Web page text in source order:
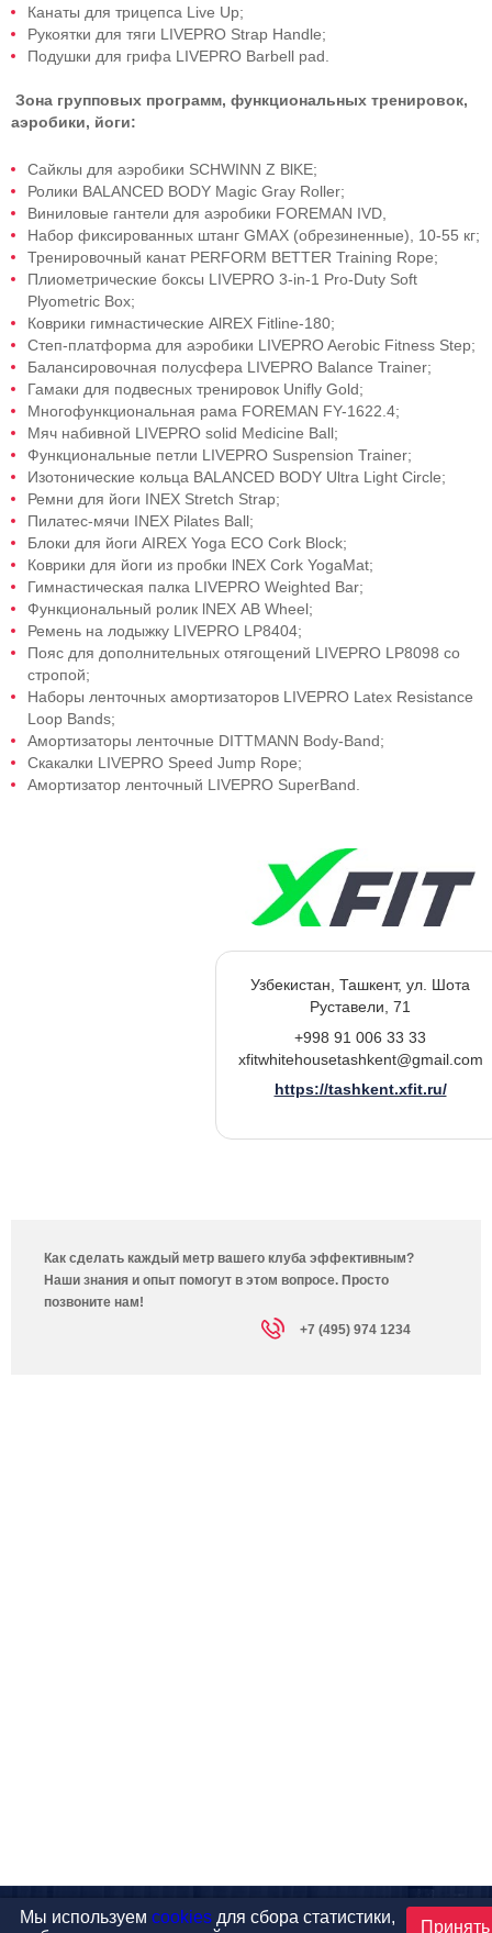
Канаты для трицепса Live Up;
Рукоятки для тяги LIVEPRO Strap Handle;
Подушки для грифа LIVEPRO Barbell pad.
Зона групповых программ, функциональных тренировок,
аэробики, йоги:
Сайклы для аэробики SCHWINN Z BlKE;
Ролики BALANCED BODY Magic Gray Roller;
Виниловые гантели для аэробики FOREMAN IVD,
Набор фиксированных штанг GMAX (обрезиненные), 10-55 кг;
Тренировочный канат PERFORM BETTER Training Rope;
Плиометрические боксы LIVEPRO 3-in-1 Pro-Duty Soft
Plyometric Вох;
Коврики гимнастические AlREX Fitline-180;
Степ-платформа для аэробики LIVEPRO Aerobic Fitness Step;
Балансировочная полусфера LIVEPRO Ваlаnсе Trainer;
Гамаки для подвесных тренировок Unifly Gold;
Многофункциональная рама FOREMAN FY-1622.4;
Мяч набивной LIVEPRO solid Medicine Ball;
Функциональные петли LIVEPRO Suspension Trainer;
Изотонические кольца BALANCED BODY Ultra Light Circle;
Ремни для йоги INEX Stretch Strар;
Пилатес-мячи INEX Pilates Ball;
Блоки для йоги AIREX Yoga ЕСО Cork Block;
Коврики для йоги из пробки lNEX Соrk YogaMat;
Гимнастическая палка LIVEPRO Weighted Bar;
Функциональный ролик lNEX АВ Wheel;
Ремень на лодыжку LIVEPRO LP8404;
Пояс для дополнительных отягощений LIVEPRO LP8098 со
стропой;
Наборы ленточных амортизаторов LIVEPRO Latex Resistance
Loop Bands;
Амортизаторы ленточные DITTMANN Body-Band;
Скакалки LIVEPRO Speed Jump Rope;
Амортизатор ленточный LIVEPRO SuperBand.
Узбекистан, Ташкент, ул. Шота
Руставели, 71
+998 91 006 33 33
xfitwhitehousetashkent@gmail.com
https://tashkent.xfit.ru/
Как сделать каждый метр вашего клуба эффективным?
Наши знания и опыт помогут в этом вопросе. Просто
позвоните нам!
+7 (495) 974 1234
Мы используемcookies для сбора статистики,
Принять